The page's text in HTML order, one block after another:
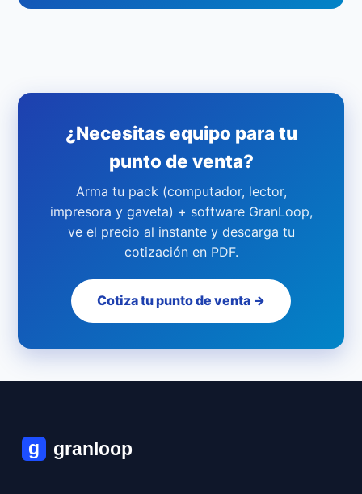
¿Necesitas equipo para tu
punto de venta?
Arma tu pack (computador, lector,
impresora y gaveta) + software GranLoop,
ve el precio al instante y descarga tu
cotización en PDF.
Cotiza tu punto de venta →